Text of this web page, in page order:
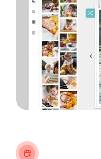
calendar_plus